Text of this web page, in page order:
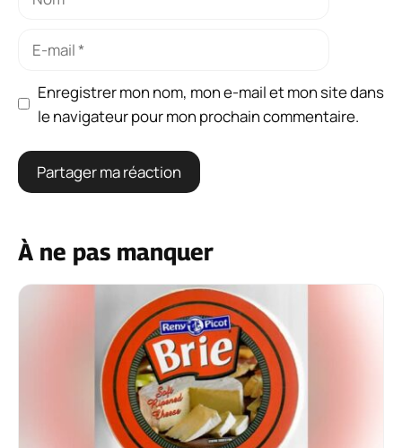
Enregistrer mon nom, mon e-mail et mon site dans
le navigateur pour mon prochain commentaire.
À ne pas manquer